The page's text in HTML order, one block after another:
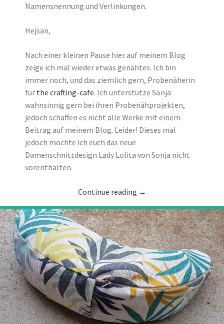
Namensnennung und Verlinkungen.
Hejsan,
Nach einer kleinen Pause hier auf meinem Blog
zeige ich mal wieder etwas genähtes. Ich bin
immer noch, und das ziemlich gern, Probenäherin
für the crafting-cafe. Ich unterstütze Sonja
wahnsinnig gern bei ihren Probenähprojekten,
jedoch schaffen es nicht alle Werke mit einem
Beitrag auf meinem Blog. Leider! Dieses mal
jedoch möchte ich euch das neue
Damenschnittdesign Lady Lolita von Sonja nicht
vorenthalten.
Continue reading →